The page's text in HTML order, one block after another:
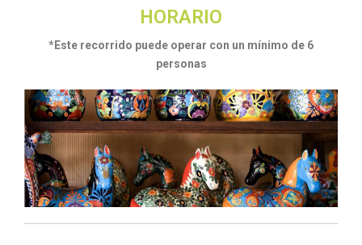
HORARIO
*Este recorrido puede operar con un mínimo de 6
personas